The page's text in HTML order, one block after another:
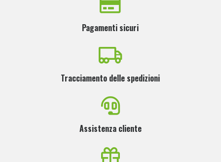
Pagamenti sicuri
Tracciamento delle spedizioni
Assistenza cliente